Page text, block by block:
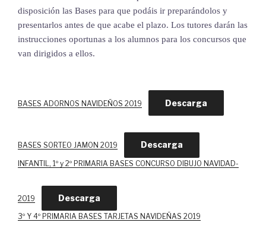
disposición las Bases para que podáis ir preparándolos y
presentarlos antes de que acabe el plazo. Los tutores darán las
instrucciones oportunas a los alumnos para los concursos que
van dirigidos a ellos.
BASES ADORNOS NAVIDEÑOS 2019 Descarga
BASES SORTEO JAMON 2019 Descarga
INFANTIL, 1º y 2º PRIMARIA BASES CONCURSO DIBUJO NAVIDAD-
2019 Descarga
3º Y 4º PRIMARIA BASES TARJETAS NAVIDEÑAS 2019